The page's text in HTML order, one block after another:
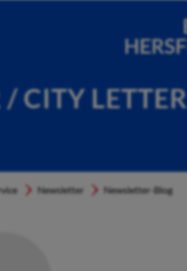
CITY LETTER
Newsletter Newsletter-Blog